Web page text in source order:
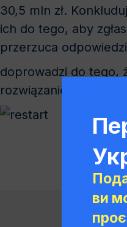
30,5 mln zł.
ich do tego, aby
przerzuca
doprowadzi do tego,
rozwiązanie umowy
ви